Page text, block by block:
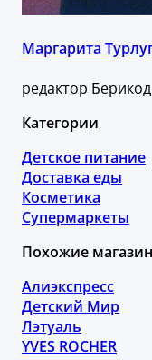
Маргарита
редактор
Категории
Детское питание
Доставка еды
Косметика
Супермаркеты
Похожие
Алиэкспресс
Детский Мир
Лэтуаль
YVES ROCHER